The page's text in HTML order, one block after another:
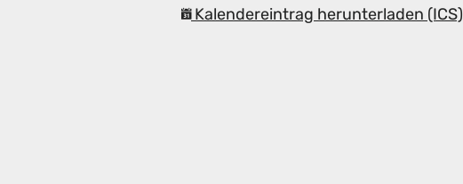
Kalendereintrag herunterladen (ICS)